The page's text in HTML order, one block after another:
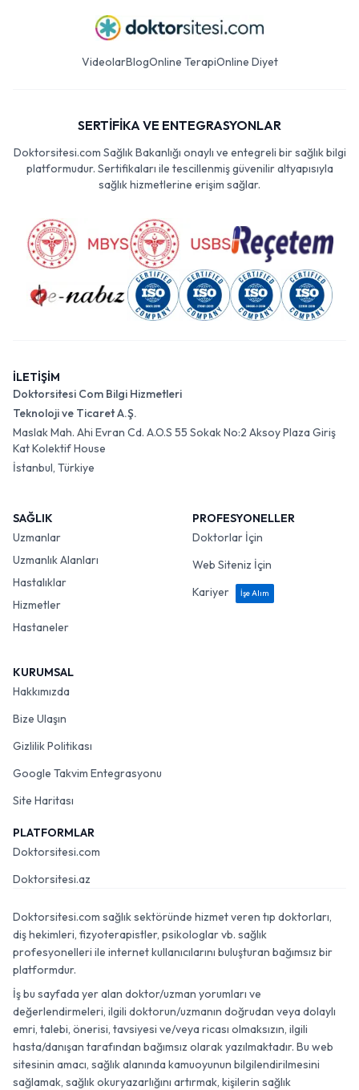
VideolarBlogOnline TerapiOnline Diyet
SERTİFİKA VE ENTEGRASYONLAR
Doktorsitesi.com Sağlık Bakanlığı onaylı ve entegreli bir sağlık bilgi
platformudur. Sertifikaları ile tescillenmiş güvenilir altyapısıyla
sağlık hizmetlerine erişim sağlar.
İLETİŞİM
Doktorsitesi Com Bilgi Hizmetleri
Teknoloji ve Ticaret A.Ş.
Maslak Mah. Ahi Evran Cd. A.O.S 55 Sokak No:2 Aksoy Plaza Giriş
Kat Kolektif House
İstanbul, Türkiye
SAĞLIK
Uzmanlar
Uzmanlık Alanları
Hastalıklar
Hizmetler
Hastaneler
PROFESYONELLER
Doktorlar İçin
Web Siteniz İçin
Kariyer
İşe Alım
KURUMSAL
Hakkımızda
Bize Ulaşın
Gizlilik Politikası
Google Takvim Entegrasyonu
Site Haritası
PLATFORMLAR
Doktorsitesi.com
Doktorsitesi.az
Doktorsitesi.com sağlık sektöründe hizmet veren tıp doktorları,
diş hekimleri, fizyoterapistler, psikologlar vb. sağlık
profesyonelleri ile internet kullanıcılarını buluşturan bağımsız bir
platformdur.
İş bu sayfada yer alan doktor/uzman yorumları ve
değerlendirmeleri, ilgili doktorun/uzmanın doğrudan veya dolaylı
emri, talebi, önerisi, tavsiyesi ve/veya ricası olmaksızın, ilgili
hasta/danışan tarafından bağımsız olarak yazılmaktadır. Bu web
sitesinin amacı, sağlık alanında kamuoyunun bilgilendirilmesini
sağlamak, sağlık okuryazarlığını artırmak, kişilerin sağlık